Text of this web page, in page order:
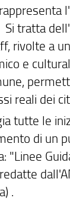
tratta
rivolte a
e
reali dei
tutte le
di un
.